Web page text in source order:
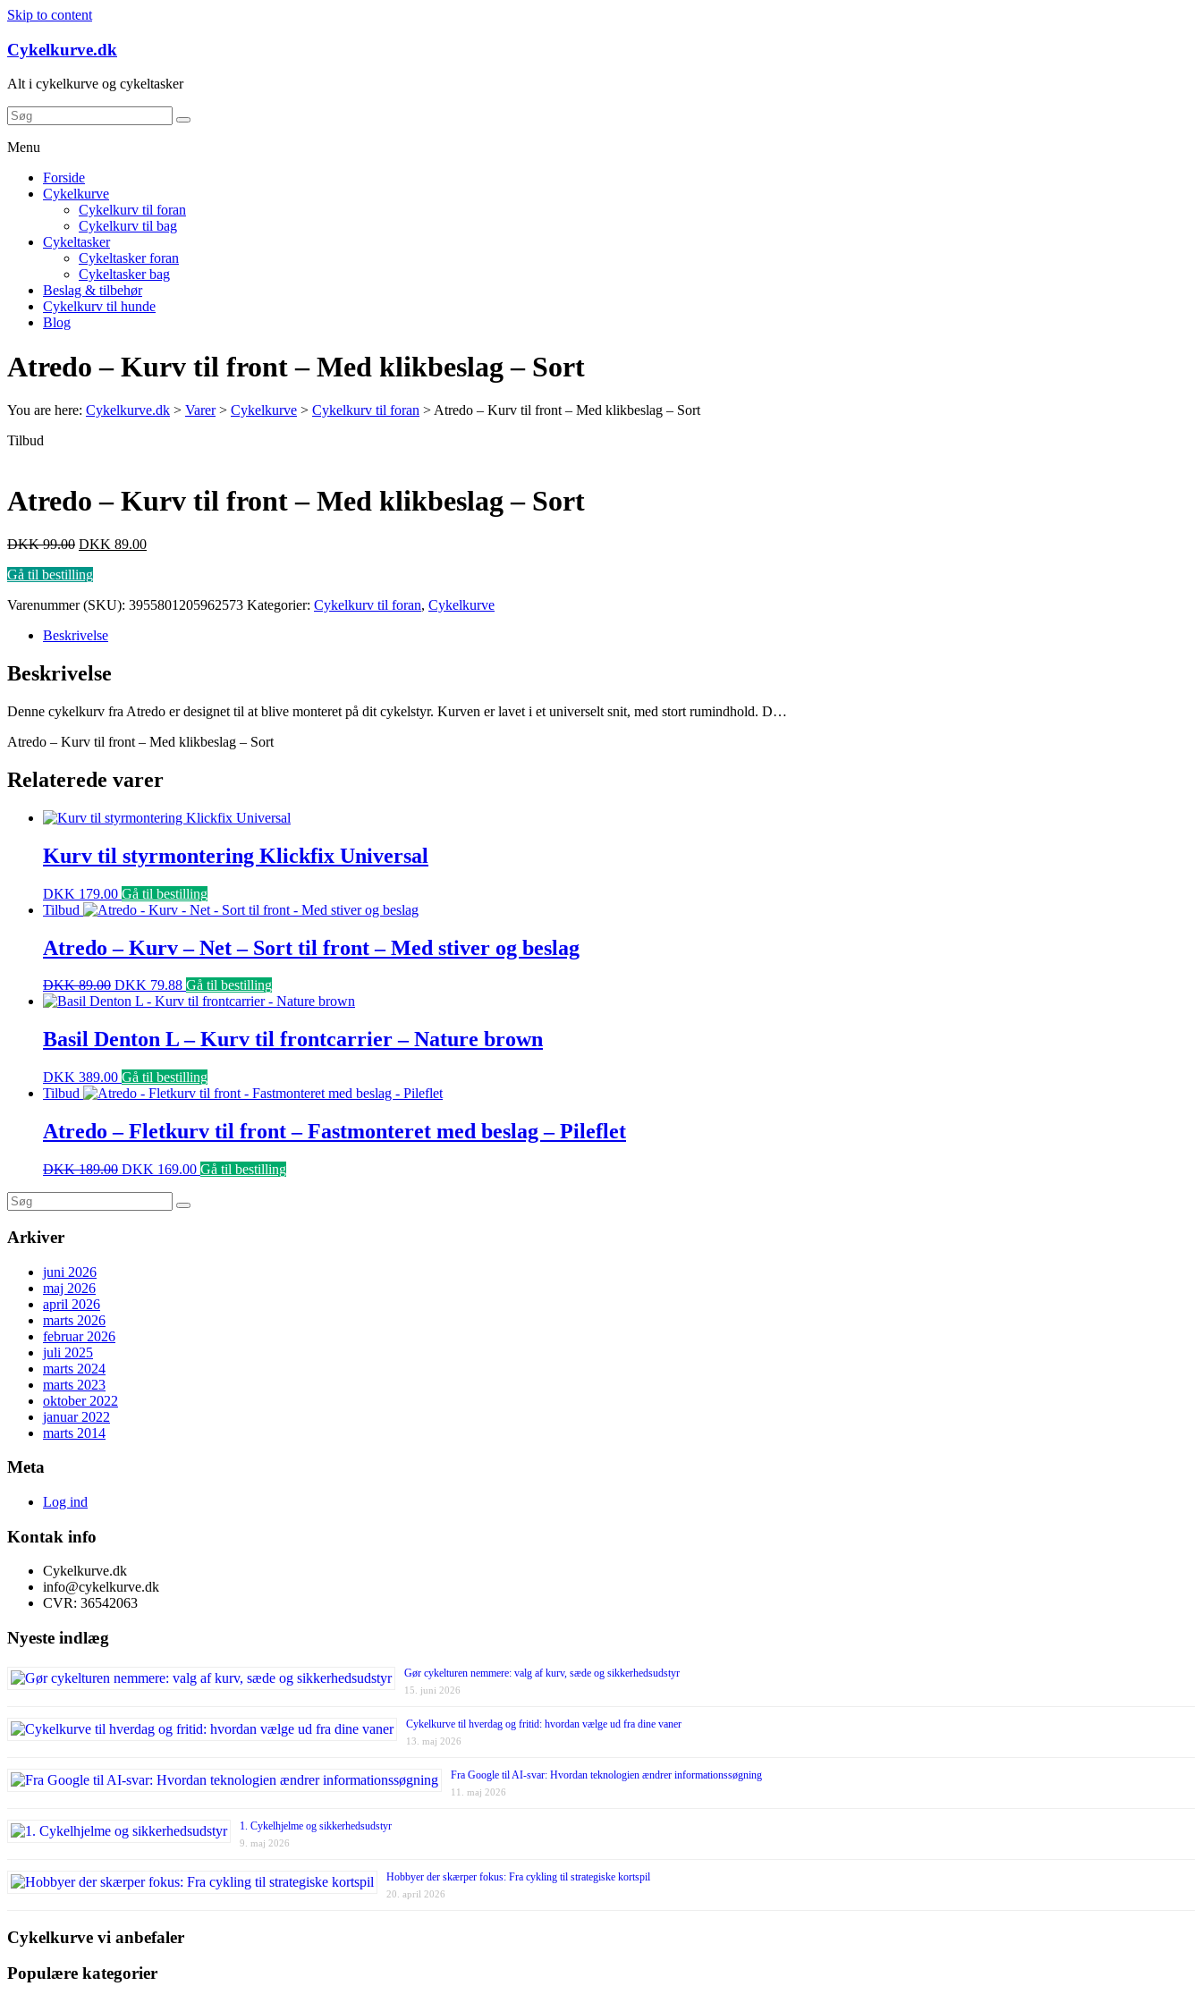
Skip to content
Cykelkurve.dk
Alt i cykelkurve og cykeltasker
Menu
Forside
Cykelkurve
Cykelkurv til foran
Cykelkurv til bag
Cykeltasker
Cykeltasker foran
Cykeltasker bag
Beslag & tilbehør
Cykelkurv til hunde
Blog
Atredo – Kurv til front – Med klikbeslag – Sort
You are here: Cykelkurve.dk > Varer> Cykelkurve > Cykelkurv til foran > Atredo – Kurv til front – Med klikbeslag – Sort
Tilbud
Atredo – Kurv til front – Med klikbeslag – Sort
DKK99.00 DKK 89.00
Gå til bestilling
Varenummer (SKU): 3955801205962573 Kategorier: Cykelkurv til foran, Cykelkurve
Beskrivelse
Beskrivelse
Denne cykelkurv fra Atredo er designet til at blive monteret på dit cykelstyr. Kurven er lavet i et universelt snit, med stort rumindhold. D…
Atredo – Kurv til front – Med klikbeslag – Sort
Relaterede varer
Kurv til styrmontering Klickfix Universal
DKK 179.00 Gå til bestilling
Tilbud
Atredo – Kurv – Net – Sort til front – Med stiver og beslag
DKK89.00 DKK 79.88 Gå til bestilling
Basil Denton L – Kurv til frontcarrier – Nature brown
DKK 389.00 Gå til bestilling
Tilbud
Atredo – Fletkurv til front – Fastmonteret med beslag – Pileflet
DKK189.00 DKK 169.00 Gå til bestilling
Arkiver
juni 2026
maj 2026
april 2026
marts 2026
februar 2026
juli 2025
marts 2024
marts 2023
oktober 2022
januar 2022
marts 2014
Meta
Log ind
Kontak info
Cykelkurve.dk
info@cykelkurve.dk
CVR: 36542063
Nyeste indlæg
Gør cykelturen nemmere: valg af kurv, sæde og sikkerhedsudstyr
15. juni 2026
Cykelkurve til hverdag og fritid: hvordan vælge ud fra dine vaner
13. maj 2026
Fra Google til AI-svar: Hvordan teknologien ændrer informationssøgning
11. maj 2026
1. Cykelhjelme og sikkerhedsudstyr
9. maj 2026
Hobbyer der skærper fokus: Fra cykling til strategiske kortspil
20. april 2026
Cykelkurve vi anbefaler
Populære kategorier